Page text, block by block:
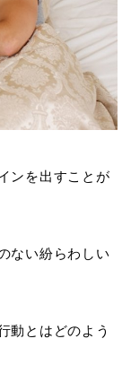
ンを出すことが
ない紛らわしい
動とはどのよう